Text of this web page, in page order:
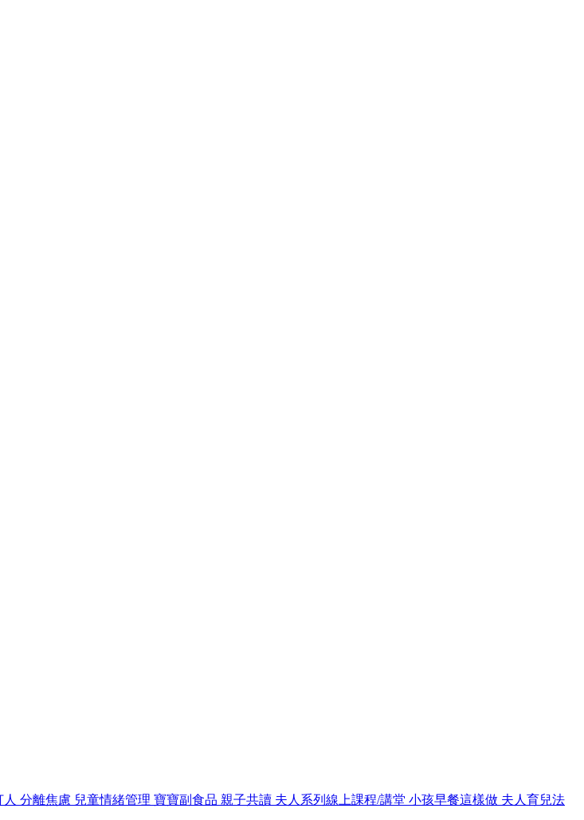
分離焦慮 兒童情緒管理 寶寶副食品 親子共讀 夫人系列線上課程/講堂 小孩早餐這樣做 夫人育兒法